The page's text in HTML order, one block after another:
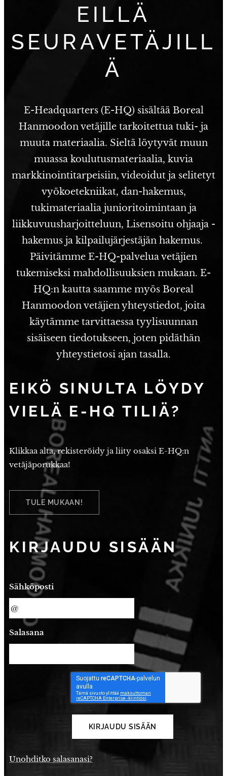
EILLÄ
SEURAVETÄJILL
Ä
E-Headquarters (E-HQ) sisältää Boreal
Hanmoodon vetäjille tarkoitettua tuki- ja
muuta materiaalia. Sieltä löytyvät muun
muassa koulutusmateriaalia, kuvia
markkinointitarpeisiin, videoidut ja selitetyt
vyökoetekniikat, dan-hakemus,
tukimateriaalia junioritoimintaan ja
liikkuvuusharjoitteluun, Lisensoitu ohjaaja -
hakemus ja kilpailujärjestäjän hakemus.
Päivitämme E-HQ-palvelua vetäjien
tukemiseksi mahdollisuuksien mukaan. E-
HQ:n kautta saamme myös Boreal
Hanmoodon vetäjien yhteystiedot, joita
käytämme tarvittaessa tyylisuunnan
sisäiseen tiedotukseen, joten pidäthän
yhteystietosi ajan tasalla.
EIKÖ SINULTA LÖYDY
VIELÄ E-HQ TILIÄ?
Klikkaa alta, rekisteröidy ja liity osaksi E-HQ:n
vetäjäporukkaa!
TULE MUKAAN!
KIRJAUDU SISÄÄN
Sähköposti
Salasana
KIRJAUDU SISÄÄN
Unohditko salasanasi?